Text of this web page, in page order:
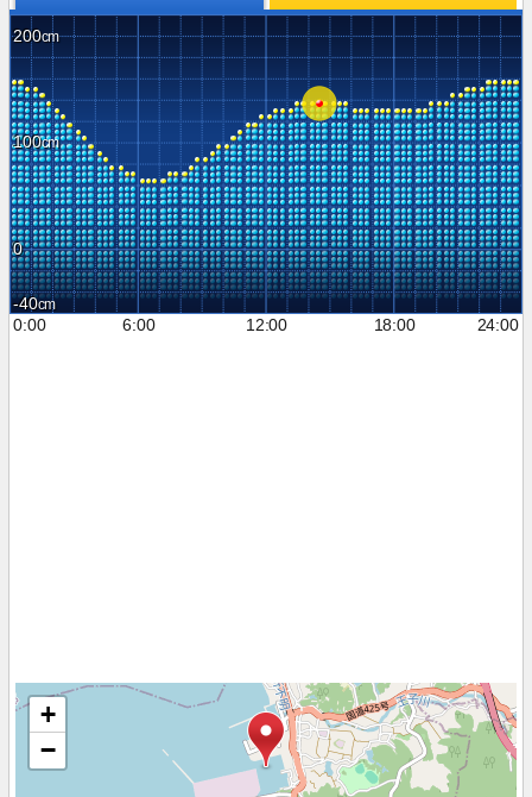
200
100
0
-40
0:00
6:00 12:00 18:00 24:00
+
−